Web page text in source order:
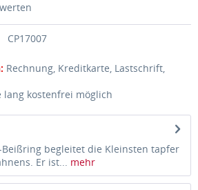
CP17007
Rechnung, Kreditkarte, Lastschrift,
lang kostenfrei möglich
begleitet die Kleinsten tapfer
Er ist... mehr